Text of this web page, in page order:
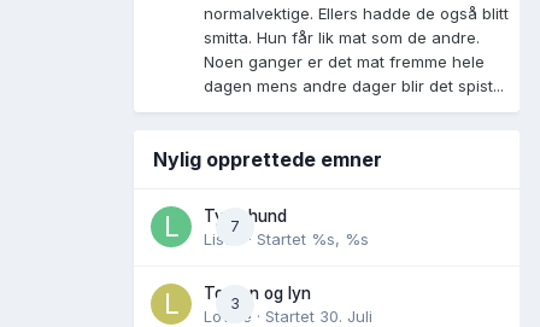
normalvektige. Ellers hadde de også blitt
smitta. Hun får lik mat som de andre.
Noen ganger er det mat fremme hele
dagen mens andre dager blir det spist...
Nylig opprettede emner
7
Tynn hund
Lisen
· Startet %s, %s
3
Torden og lyn
Lovise · Startet 30. Juli